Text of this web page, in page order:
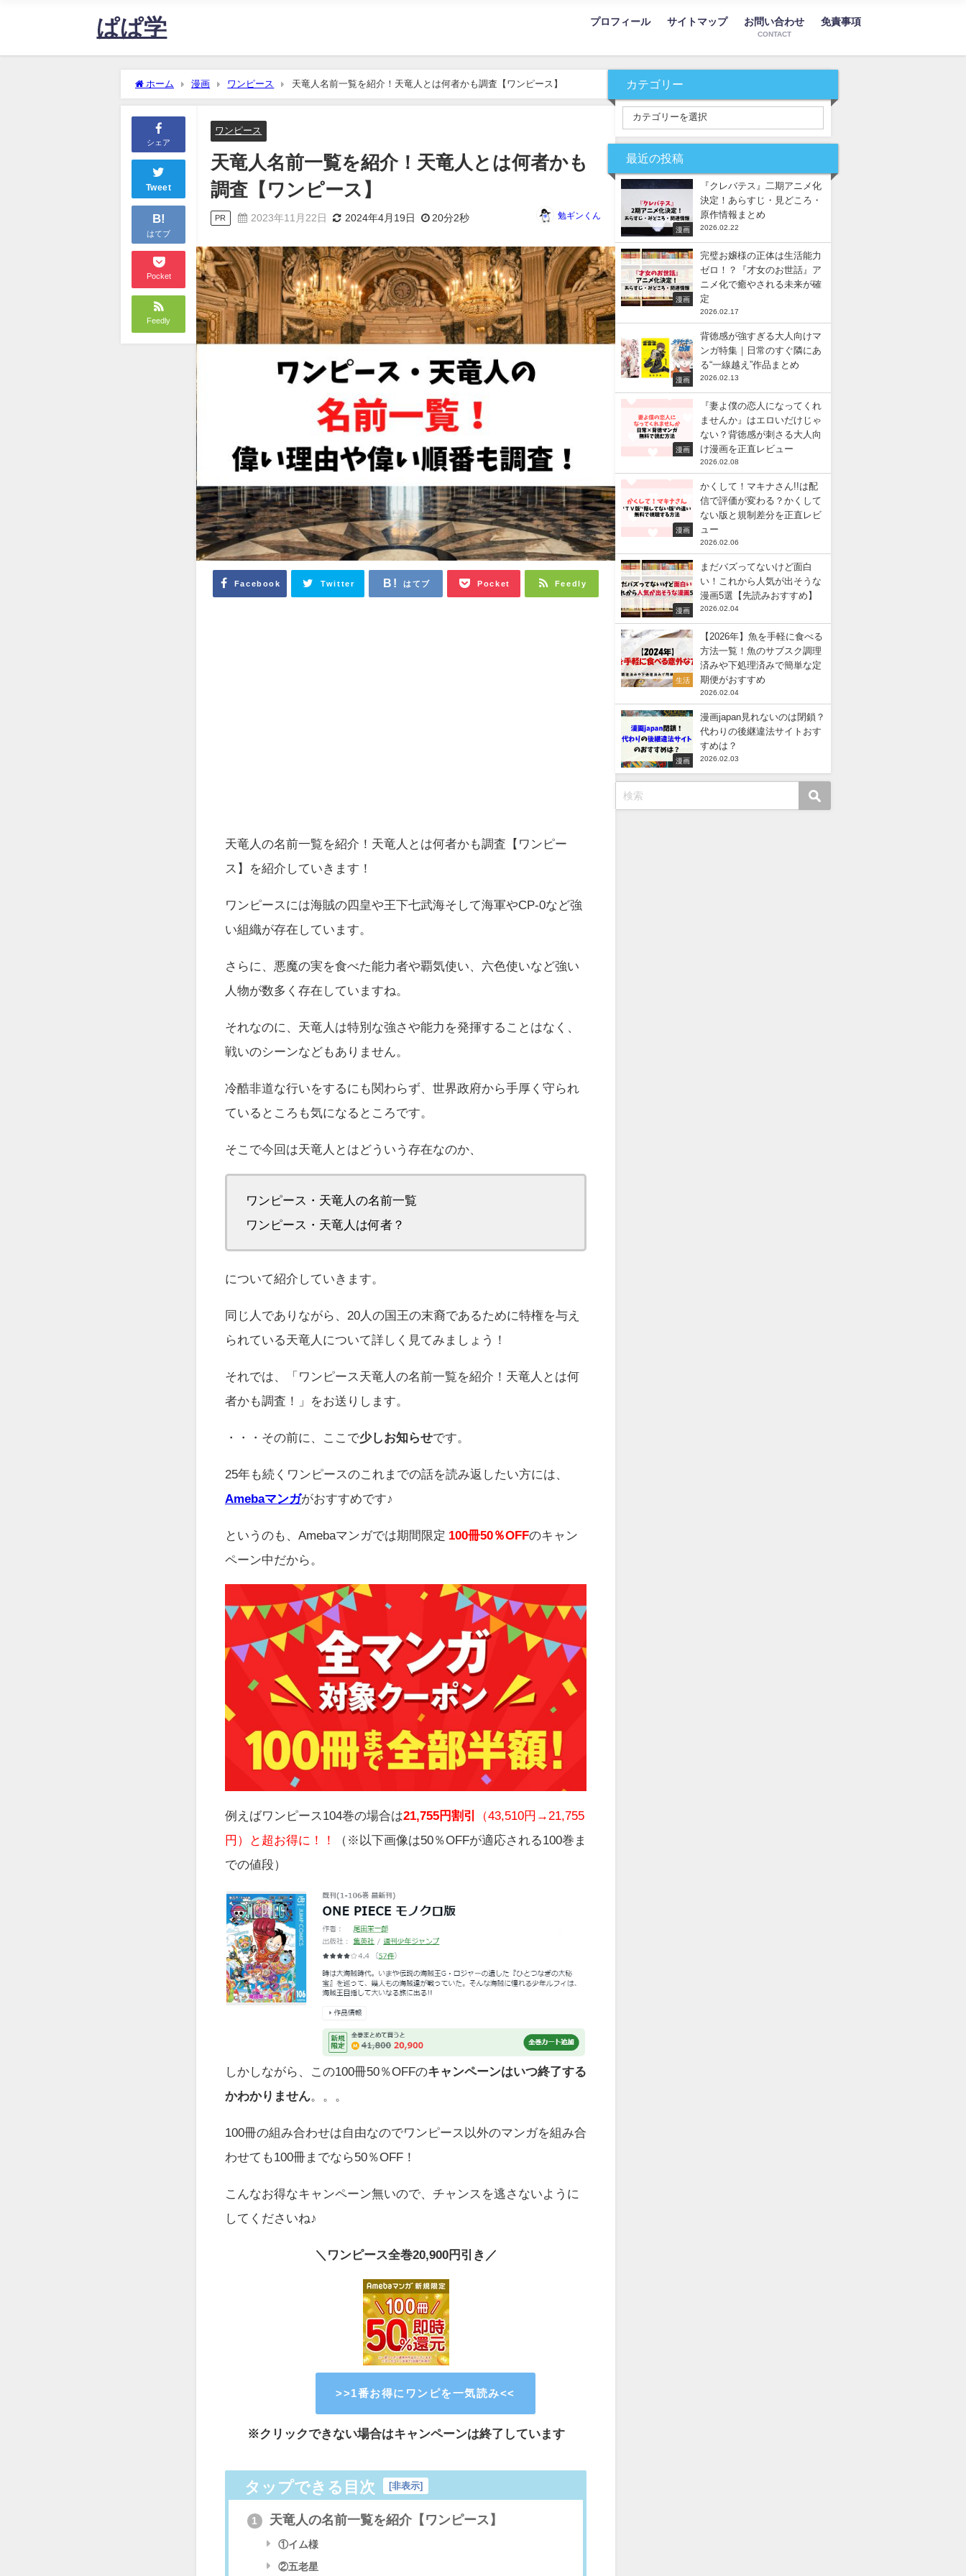
ぱぱ学 プロフィール サイトマップ お問い合わせ
CONTACT
免責事項
ホーム 漫画 ワンピース 天竜人名前一覧を紹介！天竜人とは何者かも調査【ワンピース】
シェア
Tweet
B!
はてブ
Pocket
Feedly
ワンピース
天竜人名前一覧を紹介！天竜人とは何者かも
調査【ワンピース】
PR 2023年11月22日 2024年4月19日 20分2秒 勉ギンくん
Facebook Twitter はてブ Pocket Feedly
天竜人の名前一覧を紹介！天竜人とは何者かも調査【ワンピー
ス】を紹介していきます！
ワンピースには海賊の四皇や王下七武海そして海軍やCP-0など強
い組織が存在しています。
さらに、悪魔の実を食べた能力者や覇気使い、六色使いなど強い
人物が数多く存在していますね。
それなのに、天竜人は特別な強さや能力を発揮することはなく、
戦いのシーンなどもありません。
冷酷非道な行いをするにも関わらず、世界政府から手厚く守られ
ているところも気になるところです。
そこで今回は天竜人とはどういう存在なのか、
ワンピース・天竜人の名前一覧
ワンピース・天竜人は何者？
について紹介していきます。
同じ人でありながら、20人の国王の末裔であるために特権を与え
られている天竜人について詳しく見てみましょう！
それでは、「ワンピース天竜人の名前一覧を紹介！天竜人とは何
者かも調査！」をお送りします。
・・・その前に、ここで少しお知らせです。
25年も続くワンピースのこれまでの話を読み返したい方には、
Amebaマンガがおすすめです♪
というのも、Amebaマンガでは期間限定 100冊50％OFFのキャン
ペーン中だから。
例えばワンピース104巻の場合は21,755円割引
（43,510円→21,755
円）と超お得に！！
（※以下画像は50％OFFが適応される100巻ま
での値段）
しかしながら、この100冊50％OFFのキャンペーンはいつ終了する
かわかりません
100冊の組み合わせは自由なのでワンピース以外のマンガを組み合
わせても100冊までなら50％OFF！
こんなお得なキャンペーン無いので、チャンスを逃さないように
してくださいね♪
＼ワンピース全巻20,900円引き／
>>1番お得にワンピを一気読み<<
※クリックできない場合はキャンペーンは終了しています
タップできる目次 [非表示]
1 天竜人の名前一覧を紹介【ワンピース】
①イム様
②五老星
カテゴリー
最近の投稿
漫画
『クレバテス』二期アニメ化
決定！あらすじ・見どころ・
原作情報まとめ
2026.02.22
漫画
完璧お嬢様の正体は生活能力
ゼロ！？『才女のお世話』ア
ニメ化で癒やされる未来が確
定
2026.02.17
漫画
背徳感が強すぎる大人向けマ
ンガ特集｜日常のすぐ隣にあ
る“一線越え”作品まとめ
2026.02.13
漫画
『妻よ僕の恋人になってくれ
ませんか』はエロいだけじゃ
ない？背徳感が刺さる大人向
け漫画を正直レビュー
2026.02.08
漫画
かくして！マキナさん!!は配
信で評価が変わる？かくして
ない版と規制差分を正直レビ
ュー
2026.02.06
漫画
まだバズってないけど面白
い！これから人気が出そうな
漫画5選【先読みおすすめ】
2026.02.04
生活
【2026年】魚を手軽に食べる
方法一覧！魚のサブスク調理
済みや下処理済みで簡単な定
期便がおすすめ
2026.02.04
漫画
漫画japan見れないのは閉鎖？
代わりの後継違法サイトおす
すめは？
2026.02.03